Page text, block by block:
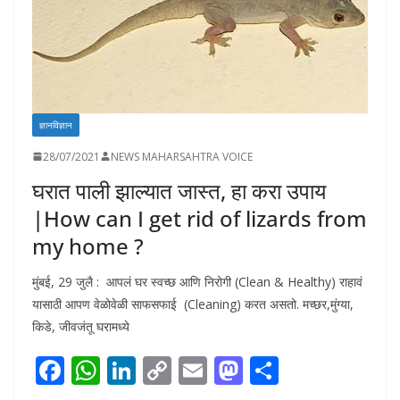
ज्ञानविज्ञान
28/07/2021 NEWS MAHARSAHTRA VOICE
घरात पाली झाल्यात जास्त, हा करा उपाय
|How can I get rid of lizards from
my home ?
मुंबई, 29 जुलै : आपलं घर स्वच्छ आणि निरोगी (Clean & Healthy) राहावं
यासाठी आपण वेळोवेळी साफसफाई (Cleaning) करत असतो. मच्छर,मुंग्या,
किडे, जीवजंतू घरामध्ये
F W Li C E M